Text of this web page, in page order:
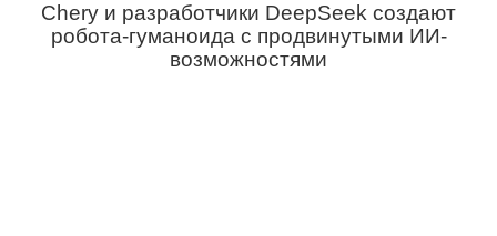
Chery и разработчики DeepSeek создают
робота-гуманоида с продвинутыми ИИ-
возможностями